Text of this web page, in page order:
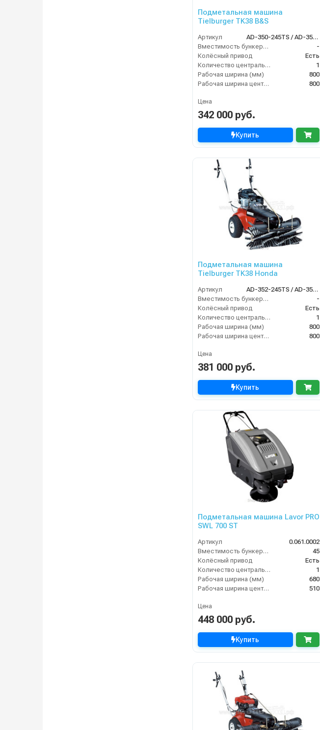
Подметальная машина
Tielburger TK38 B&S
Артикул
AD-350-245TS / AD-350-045TS
Вместимость бункера (л)
-
Колёсный привод
Есть
Количество центральных мусоросборных валиков (шт)
1
Рабочая ширина (мм)
800
Рабочая ширина центральной щётки (мм)
800
Цена
342 000 руб.
Купить
Подметальная машина
Tielburger TK38 Honda
Артикул
AD-352-245TS / AD-352-045TS
Вместимость бункера (л)
-
Колёсный привод
Есть
Количество центральных мусоросборных валиков (шт)
1
Рабочая ширина (мм)
800
Рабочая ширина центральной щётки (мм)
800
Цена
381 000 руб.
Купить
Подметальная машина Lavor PRO
SWL 700 ST
Артикул
0.061.0002
Вместимость бункера (л)
45
Колёсный привод
Есть
Количество центральных мусоросборных валиков (шт)
1
Рабочая ширина (мм)
680
Рабочая ширина центральной щётки (мм)
510
Цена
448 000 руб.
Купить